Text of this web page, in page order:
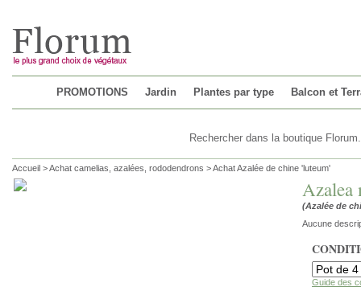
PROMOTIONS Jardin Plantes par type Balcon et
Accueil >Achat camelias, azalées, rododendrons >Achat Azalée de chine 'luteum'
Azalea
(Azalée de
Aucune
Guide des